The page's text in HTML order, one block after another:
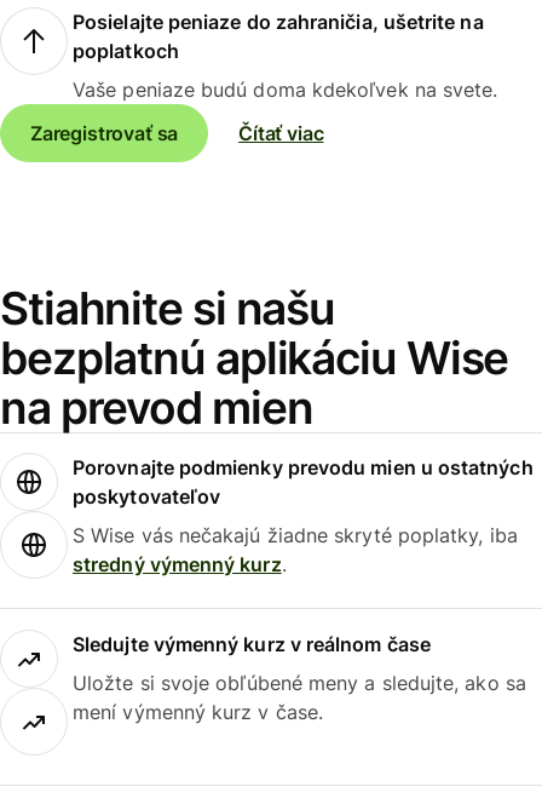
Posielajte peniaze do zahraničia, ušetrite na
poplatkoch
Vaše peniaze budú doma kdekoľvek na svete.
Zaregistrovať sa
Čítať viac
Stiahnite si našu
bezplatnú aplikáciu Wise
na prevod mien
Porovnajte podmienky prevodu mien u ostatných
poskytovateľov
S Wise vás nečakajú žiadne skryté poplatky, iba
stredný výmenný kurz.
Sledujte výmenný kurz v reálnom čase
Uložte si svoje obľúbené meny a sledujte, ako sa
mení výmenný kurz v čase.